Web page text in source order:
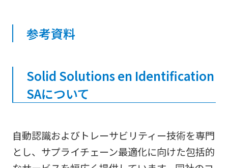
参考資料
Solid Solutions en Identification
SAについて
自動認識およびトレーサビリティー技術を専門
とし、サプライチェーン最適化に向けた包括的